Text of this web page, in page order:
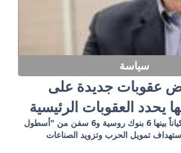
سياسة
عقوبات جديدة على
يحدد العقوبات الرئيسية
العقوبات تشمل 19 كياناً بينها 6 بنوك روسية و6 سفن من "أسطول
تمويل الحرب وتزويد الصناعات